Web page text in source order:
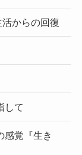
からの回復
して
感覚『生き